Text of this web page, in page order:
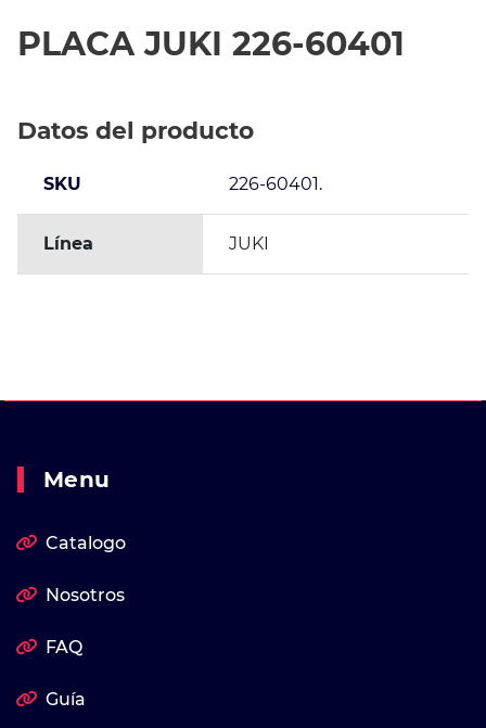
PLACA JUKI 226-60401
Datos del producto
SKU 226-60401.
Línea JUKI
Menu
Catalogo
Nosotros
FAQ
Guía